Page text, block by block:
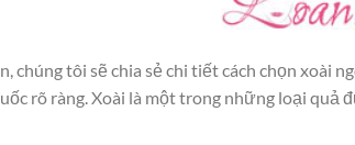
chúng tôi sẽ chia sẻ chi tiết cách chọn xoài
rõ ràng. Xoài là một trong những loại quả